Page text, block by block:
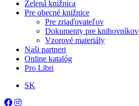
Zelená knižnica
Pre obecné knižnice
Pre zriaďovateľov
Dokumenty pre knihovníkov
Vzorové materiály
Naši partneri
Online katalóg
Pro Libri
SK